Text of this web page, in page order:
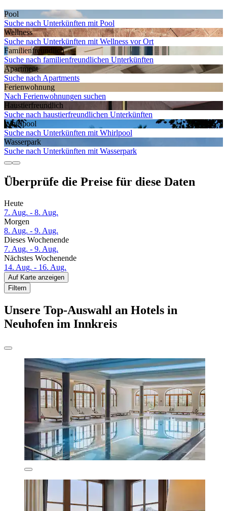
Pool
Suche nach Unterkünften mit Pool
Wellness
Suche nach Unterkünften mit Wellness vor Ort
Familien­freundlich
Suche nach familienfreundlichen Unterkünften
Apartment
Suche nach Apartments
Ferien­wohnung
Nach Ferienwohnungen suchen
Haustier­freundlich
Suche nach haustierfreundlichen Unterkünften
Whirlpool
Suche nach Unterkünften mit Whirlpool
Wasserpark
Suche nach Unterkünften mit Wasserpark
Überprüfe die Preise für diese Daten
Heute
7. Aug. - 8. Aug.
Morgen
8. Aug. - 9. Aug.
Dieses Wochenende
7. Aug. - 9. Aug.
Nächstes Wochenende
14. Aug. - 16. Aug.
Auf Karte anzeigen
Filtern
Unsere Top-Auswahl an Hotels in
Neuhofen im Innkreis